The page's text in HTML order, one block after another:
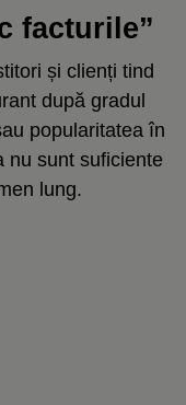
facturile”
și clienți tind
după gradul
popularitatea în
nu sunt suficiente
lung.